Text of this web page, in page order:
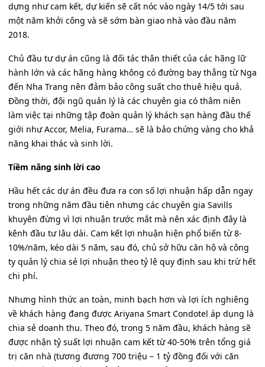
dựng như cam kết, dự kiến sẽ cất nóc vào ngày 14/5 tới sau
một năm khởi công và sẽ sớm bàn giao nhà vào đầu năm
2018.
Chủ đầu tư dự án cũng là đối tác thân thiết của các hãng lữ
hành lớn và các hãng hàng không có đường bay thẳng từ Nga
đến Nha Trang nên đảm bảo công suất cho thuê hiệu quả.
Đồng thời, đội ngũ quản lý là các chuyên gia có thâm niên
làm việc tại những tập đoàn quản lý khách sạn hàng đầu thế
giới như Accor, Melia, Furama… sẽ là bảo chứng vàng cho khả
năng khai thác và sinh lời.
Tiềm năng sinh lời cao
Hầu hết các dự án đều đưa ra con số lợi nhuận hấp dẫn ngay
trong những năm đầu tiên nhưng các chuyên gia Savills
khuyên đừng vì lợi nhuận trước mắt mà nên xác định đây là
kênh đầu tư lâu dài. Cam kết lợi nhuận hiện phổ biến từ 8-
10%/năm, kéo dài 5 năm, sau đó, chủ sở hữu căn hộ và công
ty quản lý chia sẻ lợi nhuận theo tỷ lệ quy định sau khi trừ hết
chi phí.
Nhưng hình thức an toàn, minh bạch hơn và lợi ích nghiêng
về khách hàng đang được Ariyana Smart Condotel áp dụng là
chia sẻ doanh thu. Theo đó, trong 5 năm đầu, khách hàng sẽ
được nhận tỷ suất lợi nhuận cam kết từ 40-50% trên tổng giá
trị căn nhà (tương đương 700 triệu – 1 tỷ đồng đối với căn